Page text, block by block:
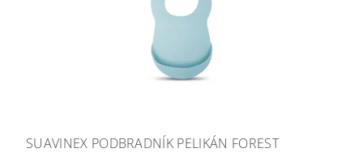
SUAVINEX PODBRADNÍK PELIKÁN FOREST